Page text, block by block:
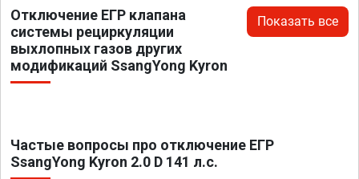
Отключение ЕГР клапана
системы рециркуляции
выхлопных газов других
модификаций SsangYong Kyron
Показать все
Частые вопросы про отключение ЕГР
SsangYong Kyron 2.0 D 141 л.с.